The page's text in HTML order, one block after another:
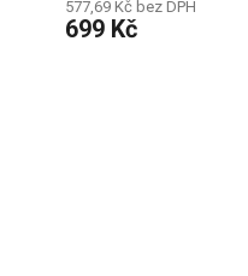
577,69 Kč bez DPH
699 Kč